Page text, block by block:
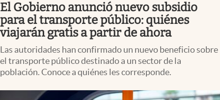
Pc y celular
Vida y estilo
Tv
Clima
Espiritualidad
El Gobierno anunció nuevo subsidio
para el transporte público: quiénes
viajarán gratis a partir de ahora
Las autoridades han confirmado un nuevo beneficio sobre
el transporte público destinado a un sector de la
población. Conoce a quiénes les corresponde.